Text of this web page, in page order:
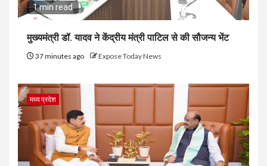
1 min read
मुख्यमंत्री डॉ. यादव ने केंद्रीय मंत्री पाटिल से की सौजन्य भेंट
37 minutes ago Expose Today News
मध्य प्रदेश